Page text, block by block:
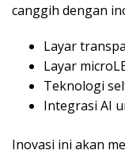
canggih dengan
Layar
Layar
Teknologi
Integrasi AI
Inovasi ini akan